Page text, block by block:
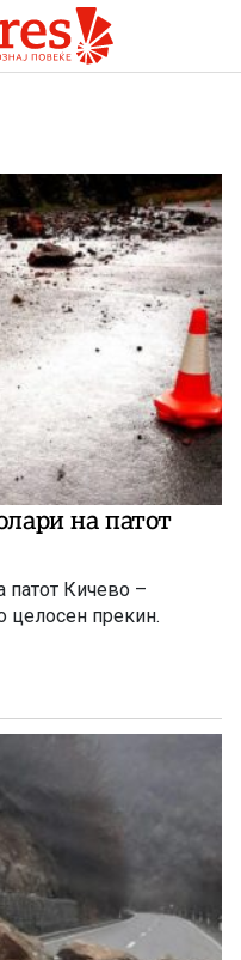
на патот
патот Кичево –
целосен прекин.